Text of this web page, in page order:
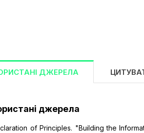
ДЖЕРЕЛА
джерела
оf Prіncіples. "Buіldіng the